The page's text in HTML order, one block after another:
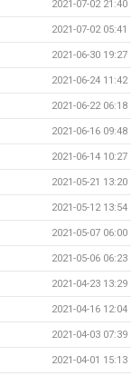
2021-07-02 21:40
2021-07-02 05:41
2021-06-30 19:27
2021-06-24 11:42
2021-06-22 06:18
2021-06-16 09:48
2021-06-14 10:27
2021-05-21 13:20
2021-05-12 13:54
2021-05-07 06:00
2021-05-06 06:23
2021-04-23 13:29
2021-04-16 12:04
2021-04-03 07:39
2021-04-01 15:13